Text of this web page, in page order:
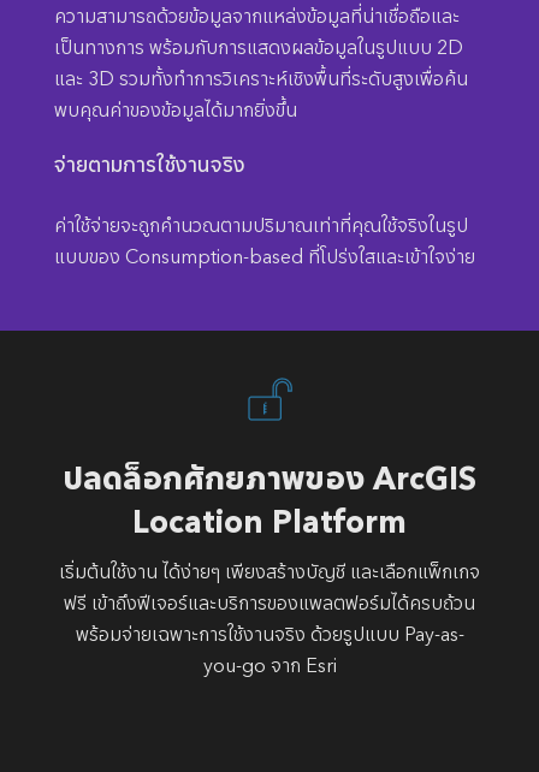
ความสามารถด้วยข้อมูลจากแหล่งข้อมูลที่น่าเชื่อถือและ
เป็นทางการ พร้อมกับการแสดงผลข้อมูลในรูปแบบ 2D
และ 3D รวมทั้งทำการวิเคราะห์เชิงพื้นที่ระดับสูงเพื่อค้น
พบคุณค่าของข้อมูลได้มากยิ่งขึ้น
จ่ายตามการใช้งานจริง
ค่าใช้จ่ายจะถูกคำนวณตามปริมาณเท่าที่คุณใช้จริงในรูป
แบบของ Consumption-based ที่โปร่งใสและเข้าใจง่าย
ปลดล็อกศักยภาพของ ArcGIS
Location Platform
เริ่มต้นใช้งาน ได้ง่ายๆ เพียงสร้างบัญชี และเลือกแพ็กเกจ
ฟรี เข้าถึงฟีเจอร์และบริการของแพลตฟอร์มได้ครบถ้วน
พร้อมจ่ายเฉพาะการใช้งานจริง ด้วยรูปแบบ Pay-as-
you-go จาก Esri